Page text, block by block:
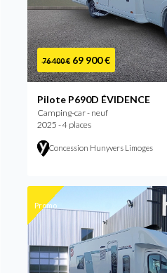
76 400 € 69 900 €
Pilote P690D ÉVIDENCE
Camping-car - neuf
2025 - 4 places
Concession Hunyvers Limoges
Promo